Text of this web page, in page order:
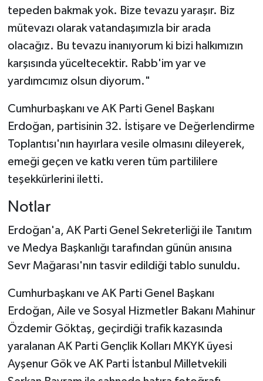
tepeden bakmak yok. Bize tevazu yaraşır. Biz
mütevazı olarak vatandaşımızla bir arada
olacağız. Bu tevazu inanıyorum ki bizi halkımızın
karşısında yüceltecektir. Rabb'im yar ve
yardımcımız olsun diyorum."
Cumhurbaşkanı ve AK Parti Genel Başkanı
Erdoğan, partisinin 32. İstişare ve Değerlendirme
Toplantısı'nın hayırlara vesile olmasını dileyerek,
emeği geçen ve katkı veren tüm partililere
teşekkürlerini iletti.
Notlar
Erdoğan'a, AK Parti Genel Sekreterliği ile Tanıtım
ve Medya Başkanlığı tarafından günün anısına
Sevr Mağarası'nın tasvir edildiği tablo sunuldu.
Cumhurbaşkanı ve AK Parti Genel Başkanı
Erdoğan, Aile ve Sosyal Hizmetler Bakanı Mahinur
Özdemir Göktaş, geçirdiği trafik kazasında
yaralanan AK Parti Gençlik Kolları MKYK üyesi
Ayşenur Gök ve AK Parti İstanbul Milletvekili